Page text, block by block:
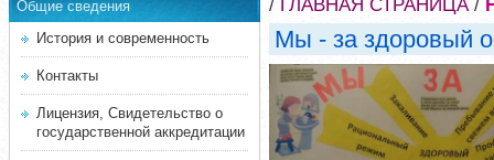
Общие сведения
История и современность
Контакты
Лицензия, Свидетельство о
государственной аккредитации
/ ГЛАВНАЯ СТРАНИЦА/
Мы - за здоровый